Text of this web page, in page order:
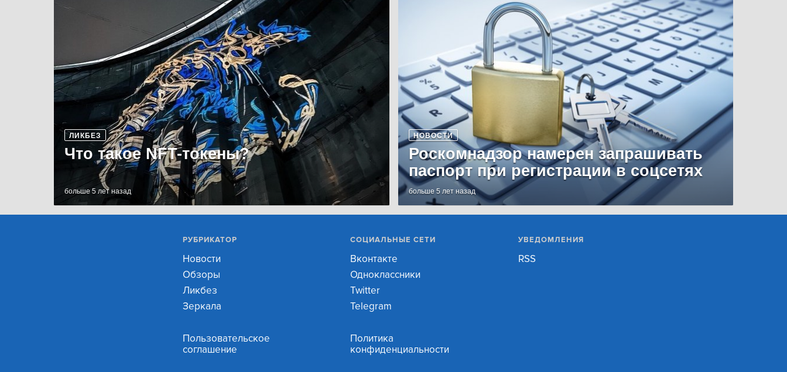
ЛИКБЕЗ
Что такое NFT-токены?
больше 5 лет назад
НОВОСТИ
Роскомнадзор намерен запрашивать
паспорт при регистрации в соцсетях
больше 5 лет назад
РУБРИКАТОР
Новости
Обзоры
Ликбез
Зеркала
СОЦИАЛЬНЫЕ СЕТИ
Вконтакте
Одноклассники
Twitter
Telegram
УВЕДОМЛЕНИЯ
RSS
Пользовательское
соглашение
Политика
конфиденциальности